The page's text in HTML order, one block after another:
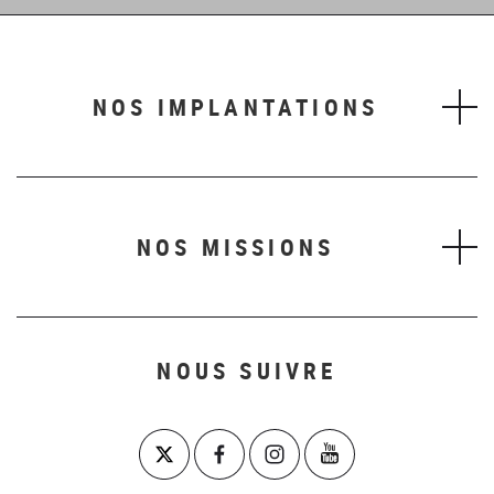
NOS IMPLANTATIONS
NOS MISSIONS
NOUS SUIVRE